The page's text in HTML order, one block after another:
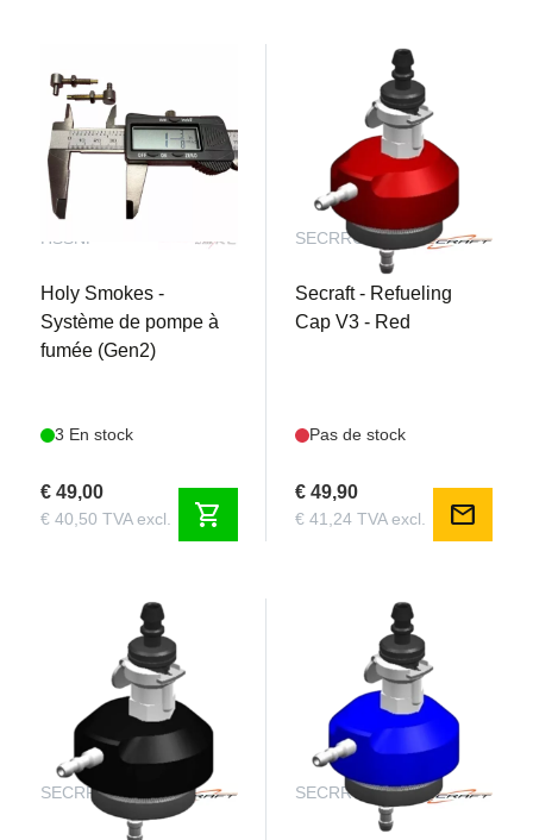
HSSNP
Holy Smokes -
Système de pompe à
fumée (Gen2)
3 En stock
€ 49,00
€ 40,50 TVA excl. shopping_cart
SECRRCV3RED
Secraft - Refueling
Cap V3 - Red
Pas de stock
€ 49,90
€ 41,24 TVA excl. mail
SECRRCV3BLACK SECRRCV3BLUE